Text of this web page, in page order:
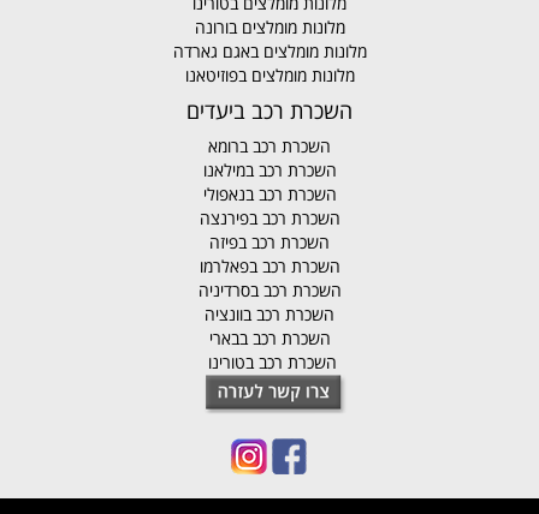
מלונות מומלצים בורונה
מלונות מומלצים באגם גארדה
מלונות מומלצים בפוזיטאנו
השכרת רכב ביעדים
השכרת רכב ברומא
השכרת רכב במילאנו
השכרת רכב בנאפולי
השכרת רכב בפירנצה
השכרת רכב בפיזה
השכרת רכב בפאלרמו
השכרת רכב בסרדיניה
השכרת רכב בוונציה
השכרת רכב בבארי
השכרת רכב בטורינו